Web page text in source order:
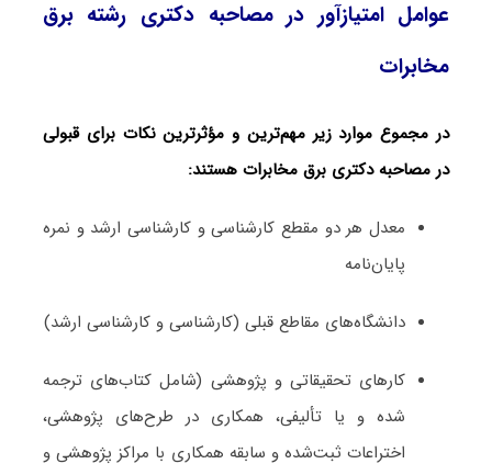
عوامل امتیازآور در مصاحبه دکتری رشته برق
مخابرات
در مجموع موارد زیر مهم‌ترین و مؤثرترین نکات برای قبولی
در مصاحبه دکتری برق مخابرات هستند:
معدل هر دو مقطع کارشناسی و کارشناسی ارشد و نمره
پایان‌نامه
دانشگاه‌های مقاطع قبلی (کارشناسی و کارشناسی ارشد)
کارهای تحقیقاتی و پژوهشی (شامل کتاب‌های ترجمه­‌
شده و یا تألیفی، همکاری در طرح‌های پژوهشی،
اختراعات ثبت‌­شده و سابقه همکاری با مراکز پژوهشی و